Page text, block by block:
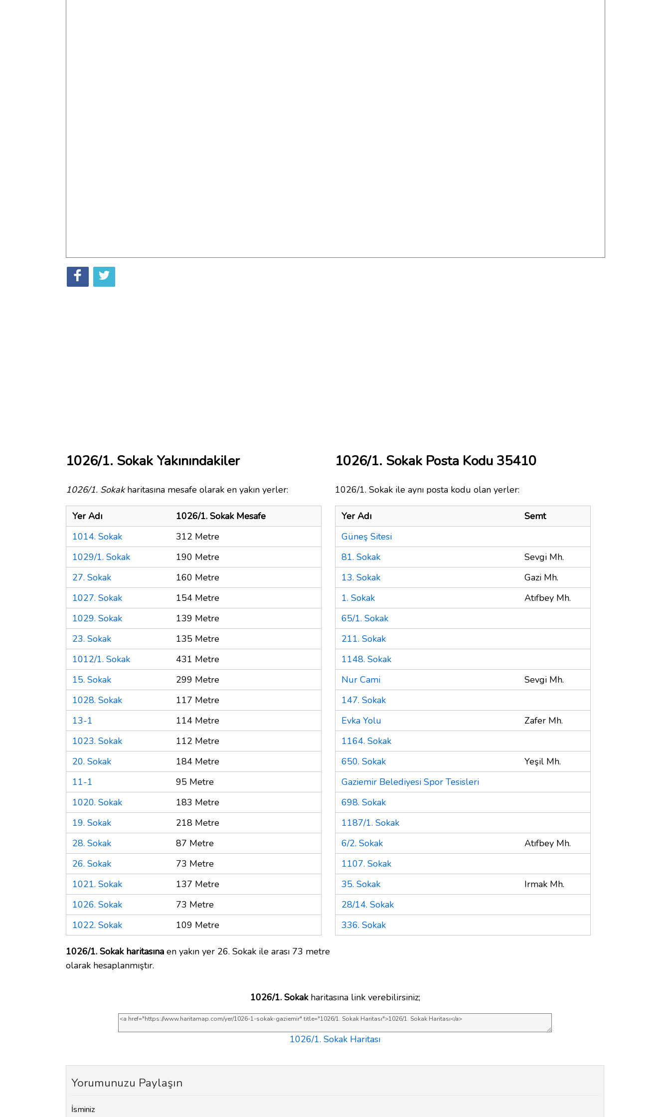
1026/1. Sokak Yakınındakiler
1026/1. Sokakharitasına mesafe olarak en yakın yerler:
Yer Adı
1026/1. Sokak Mesafe
1014. Sokak
312 Metre
1029/1. Sokak
190 Metre
27. Sokak
160 Metre
1027. Sokak
154 Metre
1029. Sokak
139 Metre
23. Sokak
135 Metre
1012/1. Sokak
431 Metre
15. Sokak
299 Metre
1028. Sokak
117 Metre
13-1
114 Metre
1023. Sokak
112 Metre
20. Sokak
184 Metre
11-1
95 Metre
1020. Sokak
183 Metre
19. Sokak
218 Metre
28. Sokak
87 Metre
26. Sokak
73 Metre
1021. Sokak
137 Metre
1026. Sokak
73 Metre
1022. Sokak
109 Metre
1026/1. Sokak haritasına en yakın yer 26. Sokak ile arası 73 metre
olarak hesaplanmıştır.
1026/1. Sokak Posta Kodu 35410
1026/1. Sokak ile aynı posta kodu olan yerler:
Yer Adı
Semt
Güneş Sitesi
81. Sokak
Sevgi Mh.
13. Sokak
Gazi Mh.
1. Sokak
Atıfbey Mh.
65/1. Sokak
211. Sokak
1148. Sokak
Nur Cami
Sevgi Mh.
147. Sokak
Evka Yolu
Zafer Mh.
1164. Sokak
650. Sokak
Yeşil Mh.
Gaziemir Belediyesi Spor Tesisleri
698. Sokak
1187/1. Sokak
6/2. Sokak
Atıfbey Mh.
1107. Sokak
35. Sokak
Irmak Mh.
28/14. Sokak
336. Sokak
1026/1. Sokakharitasına link verebilirsiniz;
1026/1. Sokak Haritası
Yorumunuzu Paylaşın
İsminiz